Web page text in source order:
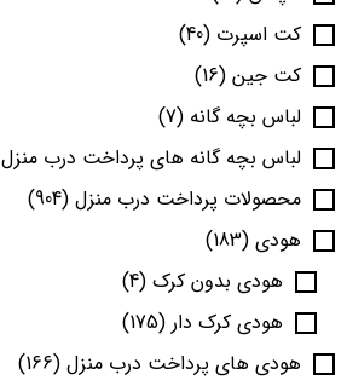
کت اسپرت (40)
کت جین (16)
لباس بچه گانه (7)
لباس بچه گانه های پرداخت درب منزل
محصولات پرداخت درب منزل (904)
هودی (183)
هودی بدون کرک (4)
هودی کرک دار (175)
هودی های پرداخت درب منزل (166)